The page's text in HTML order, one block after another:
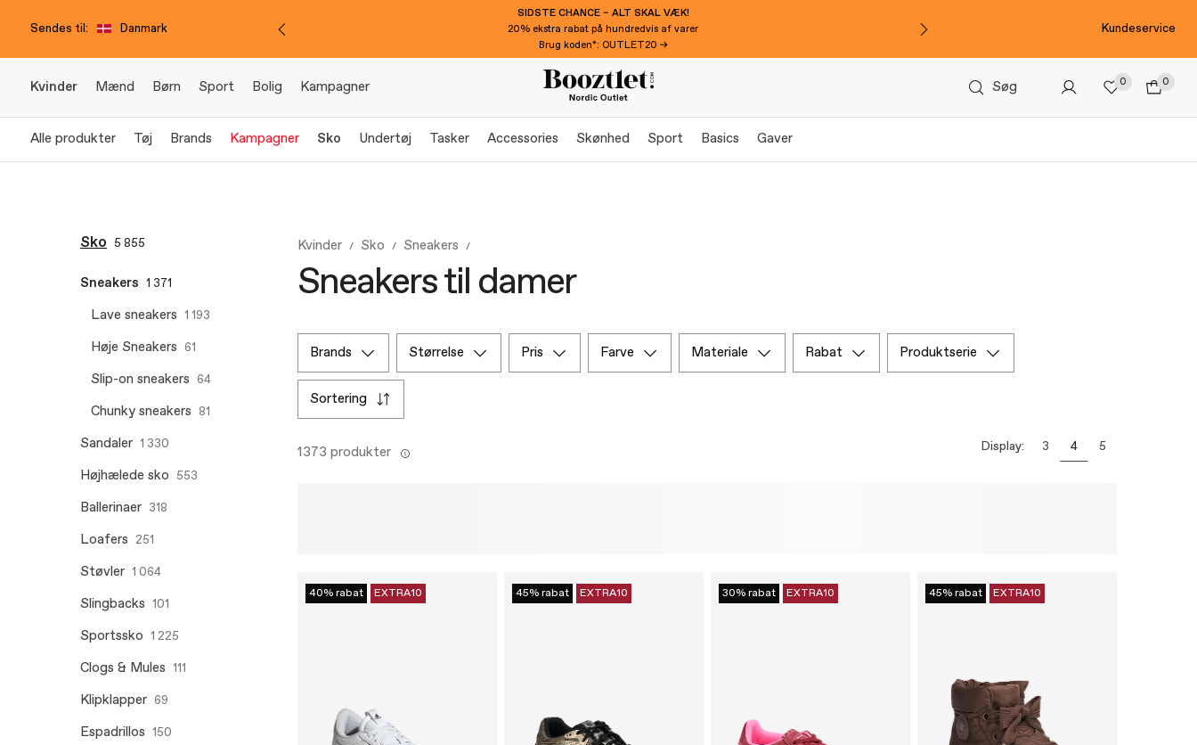
Sendes til: Danmark
SIDSTE CHANCE – ALT SKAL VÆK!
20% ekstra rabat på hundredvis af varer
Brug koden*: OUTLET20 →
Kundeservice
Kvinder Mænd Børn Sport Bolig Kampagner Søg 0 0
Alle produkter Tøj Brands Kampagner Sko Undertøj Tasker Accessories Skønhed Sport Basics Gaver
Sko 5 855
Sneakers 1 371
Lave sneakers 1 193
Høje Sneakers 61
Slip-on sneakers 64
Chunky sneakers 81
Sandaler 1 330
Højhælede sko 553
Ballerinaer 318
Loafers 251
Støvler 1 064
Slingbacks 101
Sportssko 1 225
Clogs & Mules 111
Klipklapper 69
Espadrillos 150
Kvinder Sko Sneakers
Sneakers til damer
brands størrelse pris farve materiale rabat produktserie
sortering
1373 produkter Display: 3 4 5
40% rabat EXTRA10 45% rabat EXTRA10 30% rabat EXTRA10 45% rabat EXTRA10